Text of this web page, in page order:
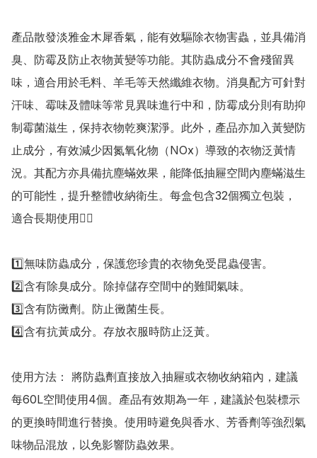
產品散發淡雅金木犀香氣，能有效驅除衣物害蟲，並具備消
臭、防霉及防止衣物黃變等功能。其防蟲成分不會殘留異
味，適合用於毛料、羊毛等天然纖維衣物。消臭配方可針對
汗味、霉味及體味等常見異味進行中和，防霉成分則有助抑
制霉菌滋生，保持衣物乾爽潔淨。此外，產品亦加入黃變防
止成分，有效減少因氮氧化物（NOx）導致的衣物泛黃情
況。其配方亦具備抗塵蟎效果，能降低抽屜空間內塵蟎滋生
的可能性，提升整體收納衛生。每盒包含32個獨立包裝，
適合長期使用👍🏻
1️⃣無味防蟲成分，保護您珍貴的衣物免受昆蟲侵害。
2️⃣含有除臭成分。除掉儲存空間中的難聞氣味。
3️⃣含有防黴劑。防止黴菌生長。
4️⃣含有抗黃成分。存放衣服時防止泛黃。
使用方法： 將防蟲劑直接放入抽屜或衣物收納箱內，建議
每60L空間使用4個。產品有效期為一年，建議於包裝標示
的更換時間進行替換。使用時避免與香水、芳香劑等強烈氣
味物品混放，以免影響防蟲效果。